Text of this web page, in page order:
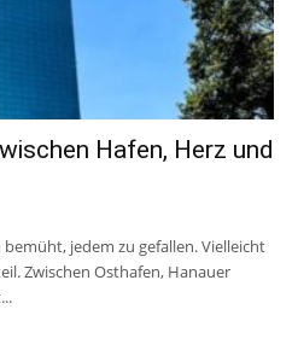
Hafen, Herz und
jedem zu gefallen. Vielleicht
Zwischen Osthafen, Hanauer